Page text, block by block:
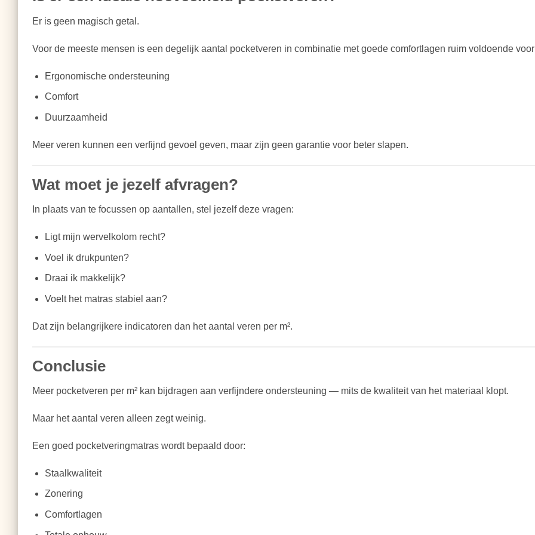
Er is geen magisch getal.
Voor de meeste mensen is een degelijk aantal pocketveren in combinatie met goede comfortlagen ruim voldoende
Ergonomische ondersteuning
Comfort
Duurzaamheid
Meer veren kunnen een verfijnd gevoel geven, maar zijn geen garantie voor beter slapen.
Wat moet je jezelf afvragen?
In plaats van te focussen op aantallen, stel jezelf deze vragen:
Ligt mijn wervelkolom recht?
Voel ik drukpunten?
Draai ik makkelijk?
Voelt het matras stabiel aan?
Dat zijn belangrijkere indicatoren dan het aantal veren per m².
Conclusie
Meer pocketveren per m² kan bijdragen aan verfijndere ondersteuning — mits de kwaliteit van het materiaal klopt.
Maar het aantal veren alleen zegt weinig.
Een goed pocketveringmatras wordt bepaald door:
Staalkwaliteit
Zonering
Comfortlagen